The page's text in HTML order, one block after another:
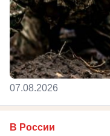
07.08.2026
В России